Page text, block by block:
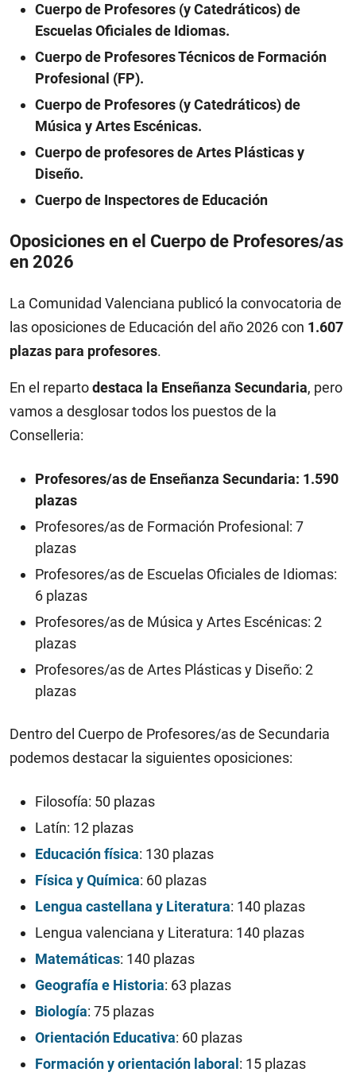
Cuerpo de Profesores (y Catedráticos) de
Escuelas Oficiales de Idiomas.
Cuerpo de Profesores Técnicos de Formación
Profesional (FP).
Cuerpo de Profesores (y Catedráticos) de
Música y Artes Escénicas.
Cuerpo de profesores de Artes Plásticas y
Diseño.
Cuerpo de Inspectores de Educación
Oposiciones en el Cuerpo de Profesores/as
en 2026
La Comunidad Valenciana publicó la convocatoria de
las oposiciones de Educación del año 2026 con 1.607
plazas para profesores.
En el repartodestaca la Enseñanza Secundaria, pero
vamos a desglosar todos los puestos de la
Conselleria:
Profesores/as de Enseñanza Secundaria: 1.590
plazas
Profesores/as de Formación Profesional: 7
plazas
Profesores/as de Escuelas Oficiales de Idiomas:
6 plazas
Profesores/as de Música y Artes Escénicas: 2
plazas
Profesores/as de Artes Plásticas y Diseño: 2
plazas
Dentro del Cuerpo de Profesores/as de Secundaria
podemos destacar la siguientes oposiciones:
Filosofía: 50 plazas
Latín: 12 plazas
Educación física: 130 plazas
Física y Química: 60 plazas
Lengua castellana y Literatura: 140 plazas
Lengua valenciana y Literatura: 140 plazas
Matemáticas: 140 plazas
Geografía e Historia: 63 plazas
Biología: 75 plazas
Orientación Educativa: 60 plazas
Formación y orientación laboral : 15 plazas